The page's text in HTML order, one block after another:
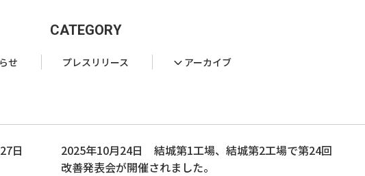
CATEGORY
せ プレスリリース アーカイブ
日
2025年10月24日 結城第1工場、結城第2工場で第24回
改善発表会が開催されました。